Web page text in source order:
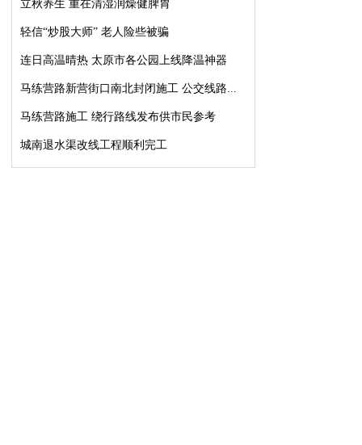
立秋养生 重在清湿润燥健脾胃
轻信“炒股大师” 老人险些被骗
连日高温晴热 太原市各公园上线降温神器
马练营路新营街口南北封闭施工 公交线路...
马练营路施工 绕行路线发布供市民参考
城南退水渠改线工程顺利完工